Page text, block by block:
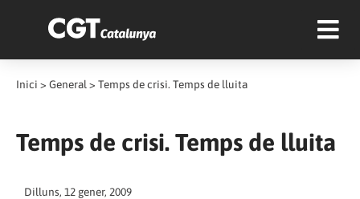
Inici > General > Temps de crisi. Temps de lluita
Temps de crisi. Temps de lluita
Dilluns, 12 gener, 2009